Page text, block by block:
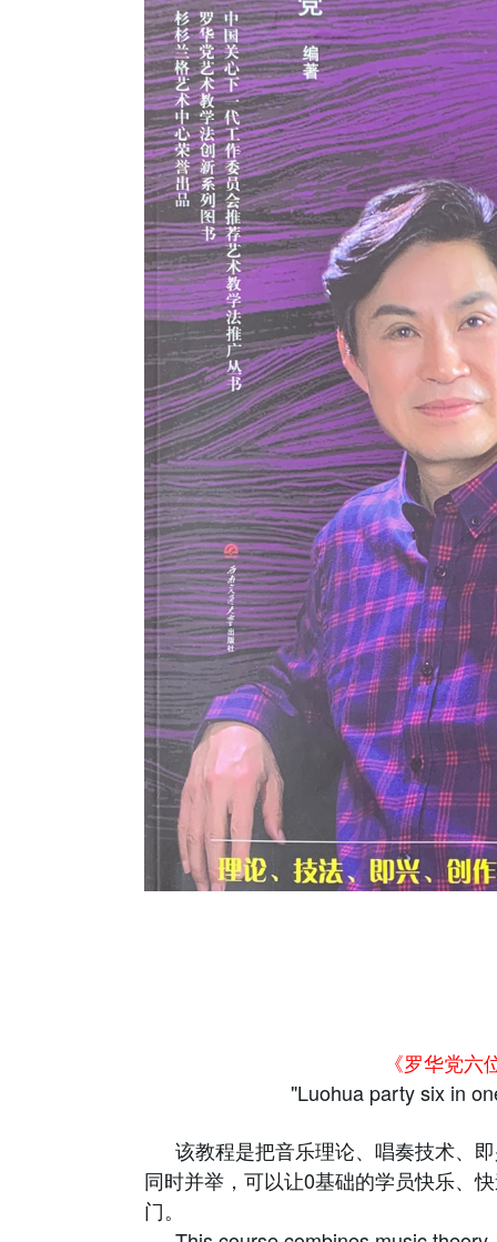
《罗华党
"Luohua party six in
该教程是把音乐理论、唱奏技术、
同时并举，可以让0基础的学员快乐、
门。